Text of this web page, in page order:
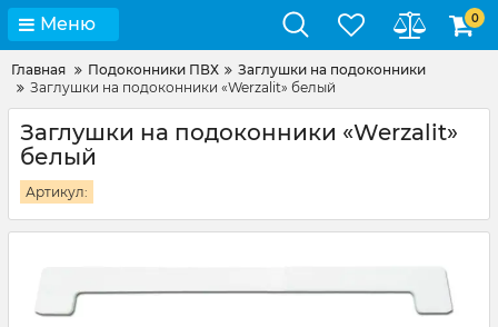
Меню 0
Главная Подоконники ПВХ
Заглушки на подоконники
Заглушки на подоконники «Werzalit» белый
Заглушки на подоконники «Werzalit»
белый
Артикул: